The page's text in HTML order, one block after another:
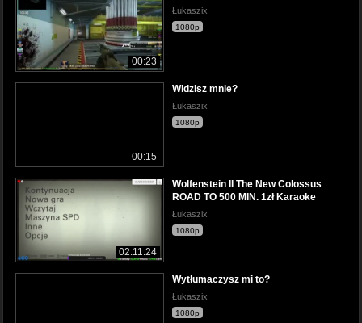
00:23
Łukaszix
1080p
00:15
Widzisz mnie?
Łukaszix
1080p
02:11:24
Wolfenstein II The New Colossus
ROAD TO 500 MIN. 1zł Karaoke
Łukaszix
1080p
Wytłumaczysz mi to?
Łukaszix
1080p